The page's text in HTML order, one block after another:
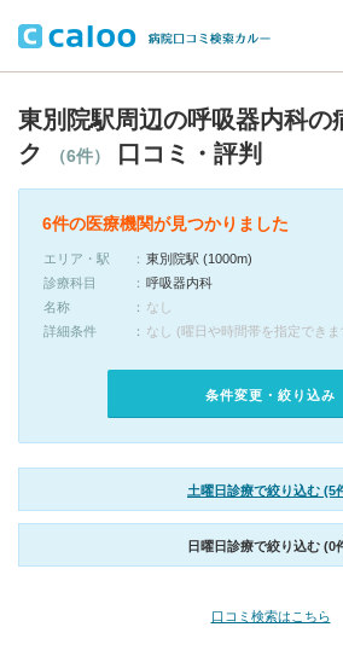
東別院駅周辺の呼吸器内科の
ク
（6件） 口コミ・評判
6件の医療機関が見つかりました
エリア・駅
東別院駅 (1000m)
診療科目
呼吸器内科
名称
なし
詳細条件
なし (曜日や時間帯を指定できま
条件変更・絞り込み
土曜日診療で絞り込む (5
日曜日診療で絞り込む (0
口コミ検索はこちら